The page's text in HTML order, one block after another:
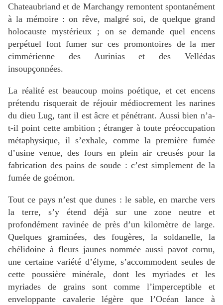
Chateaubriand et de Marchangy remontent spontanément
à la mémoire : on rêve, malgré soi, de quelque grand
holocauste mystérieux ; on se demande quel encens
perpétuel font fumer sur ces promontoires de la mer
cimmérienne des Aurinias et des Vellédas
insoupçonnées.
La réalité est beaucoup moins poétique, et cet encens
prétendu risquerait de réjouir médiocrement les narines
du dieu Lug, tant il est âcre et pénétrant. Aussi bien n’a-
t-il point cette ambition ; étranger à toute préoccupation
métaphysique, il s’exhale, comme la première fumée
d’usine venue, des fours en plein air creusés pour la
fabrication des pains de soude : c’est simplement de la
fumée de goémon.
Tout ce pays n’est que dunes : le sable, en marche vers
la terre, s’y étend déjà sur une zone neutre et
profondément ravinée de près d’un kilomètre de large.
Quelques graminées, des fougères, la soldanelle, la
chélidoine à fleurs jaunes nommée aussi pavot cornu,
une certaine variété d’élyme, s’accommodent seules de
cette poussière minérale, dont les myriades et les
myriades de grains sont comme l’imperceptible et
enveloppante cavalerie légère que l’Océan lance à